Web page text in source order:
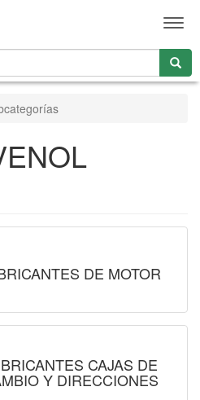
DE MOTOR
CAJAS DE
Y DIRECCIONES